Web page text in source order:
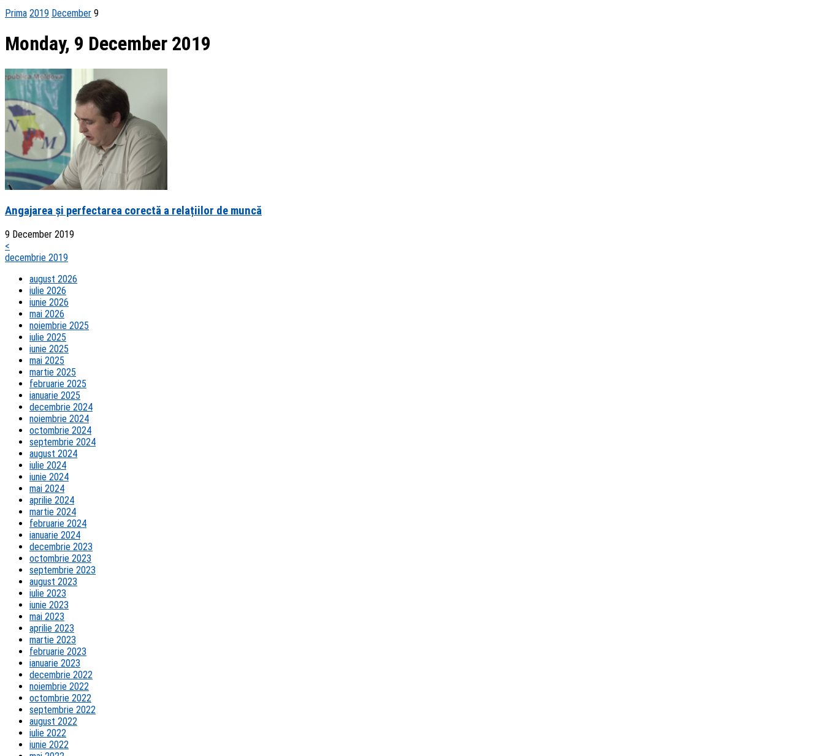
Prima 2019 December 9
Monday, 9 December 2019
Angajarea și perfectarea corectă a relațiilor de muncă
9 December 2019
<
decembrie 2019
august 2026
iulie 2026
iunie 2026
mai 2026
noiembrie 2025
iulie 2025
iunie 2025
mai 2025
martie 2025
februarie 2025
ianuarie 2025
decembrie 2024
noiembrie 2024
octombrie 2024
septembrie 2024
august 2024
iulie 2024
iunie 2024
mai 2024
aprilie 2024
martie 2024
februarie 2024
ianuarie 2024
decembrie 2023
octombrie 2023
septembrie 2023
august 2023
iulie 2023
iunie 2023
mai 2023
aprilie 2023
martie 2023
februarie 2023
ianuarie 2023
decembrie 2022
noiembrie 2022
octombrie 2022
septembrie 2022
august 2022
iulie 2022
iunie 2022